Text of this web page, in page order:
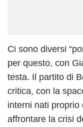
Ci sono diversi
per questo, con
testa. Il partito di
critica, con la
interni nati proprio
affrontare la crisi